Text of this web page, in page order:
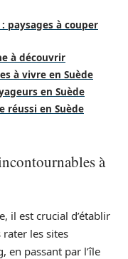
paysages à couper
à découvrir
à vivre en Suède
en Suède
réussi en Suède
à
il est crucial d’établir
les sites
en passant par l’île